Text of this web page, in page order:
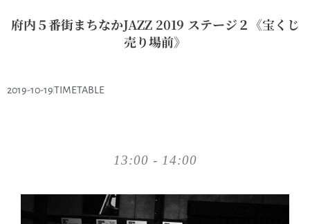
府内５番街まちなかJAZZ 2019 ステージ２《宝くじ
売り場前》
2019-10-19TIMETABLE
13:00 - 14:00